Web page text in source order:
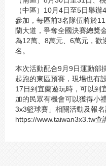
（中區）10月4日至5日舉
參加，每區前3名隊伍將於
蘭大道，爭奪全國決賽總獎
為12萬、8萬元、6萬元，歡
名。
本次活動配合9月9日運動部
起跑的東區預賽，現場也有
17日到宜蘭遊玩時，可以到
加的民眾有機會可以獲得小
3x3籃球賽」相關活動及報
https://www.taiwan3x3.tw查